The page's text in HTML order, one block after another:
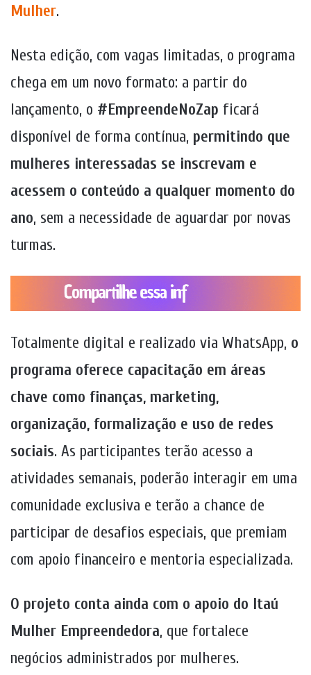
Mulher.
Nesta edição, com vagas limitadas, o programa
chega em um novo formato: a partir do
lançamento, o #EmpreendeNoZap ficará
disponível de forma contínua, permitindo que
mulheres interessadas se inscrevam e
acessem o conteúdo a qualquer momento do
ano, sem a necessidade de aguardar por novas
turmas.
Totalmente digital e realizado via WhatsApp, o
programa oferece capacitação em áreas
chave como finanças, marketing,
organização, formalização e uso de redes
sociais. As participantes terão acesso a
atividades semanais, poderão interagir em uma
comunidade exclusiva e terão a chance de
participar de desafios especiais, que premiam
com apoio financeiro e mentoria especializada.
O projeto conta ainda com o apoio do Itaú
Mulher Empreendedora, que fortalece
negócios administrados por mulheres.